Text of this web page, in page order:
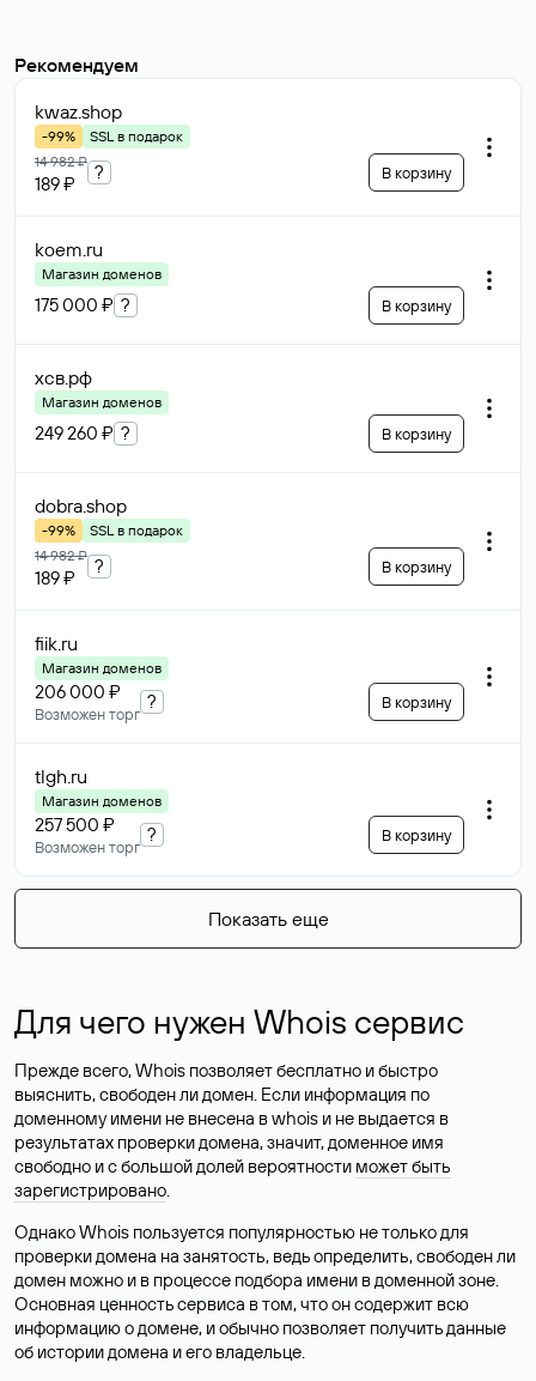
Рекомендуем
kwaz.shop
-99%
SSL в подарок
14 982 ₽
189 ₽
? В корзину
koem.ru
Магазин доменов
175 000 ₽ ? В корзину
хсв.рф
Магазин доменов
249 260 ₽ ? В корзину
dobra.shop
-99%
SSL в подарок
14 982 ₽
189 ₽
? В корзину
fiik.ru
Магазин доменов
206 000 ₽
Возможен торг
? В корзину
tlgh.ru
Магазин доменов
257 500 ₽
Возможен торг
? В корзину
Показать еще
Для чего нужен Whois сервис
Прежде всего, Whois позволяет бесплатно и быстро
выяснить, свободен ли домен. Если информация по
доменному имени не внесена в whois и не выдается в
результатах проверки домена, значит, доменное имя
свободно и с большой долей вероятности может быть
зарегистрировано.
Однако Whois пользуется популярностью не только для
проверки домена на занятость, ведь определить, свободен ли
домен можно и в процессе подбора имени в доменной зоне.
Основная ценность сервиса в том, что он содержит всю
информацию о домене, и обычно позволяет получить данные
об истории домена и его владельце.